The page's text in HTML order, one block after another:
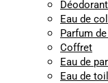
Déodorant
Eau de
Parfum
Coffret
Eau de
Eau de